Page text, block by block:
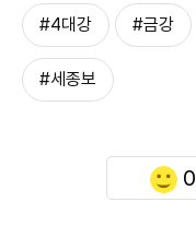
#4대강 #금강
#세종보
0